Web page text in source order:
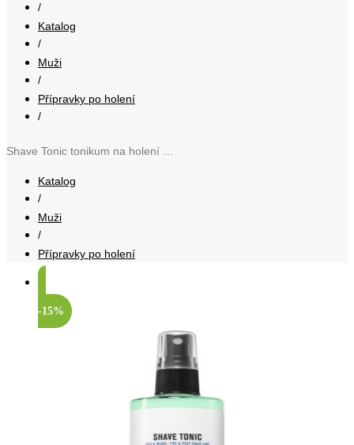
/
Katalog
/
Muži
/
Přípravky po holení
/
Katalog
/
Muži
/
Přípravky po holení
-15%